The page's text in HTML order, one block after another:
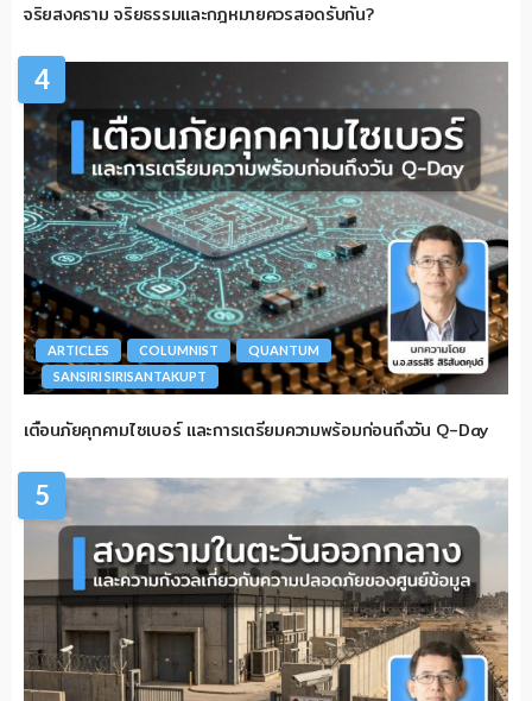
จริยสงคราม จริยธรรมและกฎหมายควรสอดรับกัน?
4
ARTICLES COLUMNIST
QUANTUM
SANSIRI SIRISANTAKUPT
เตือนภัยคุกคามไซเบอร์ และการเตรียมความพร้อมก่อนถึงวัน Q-Day
5